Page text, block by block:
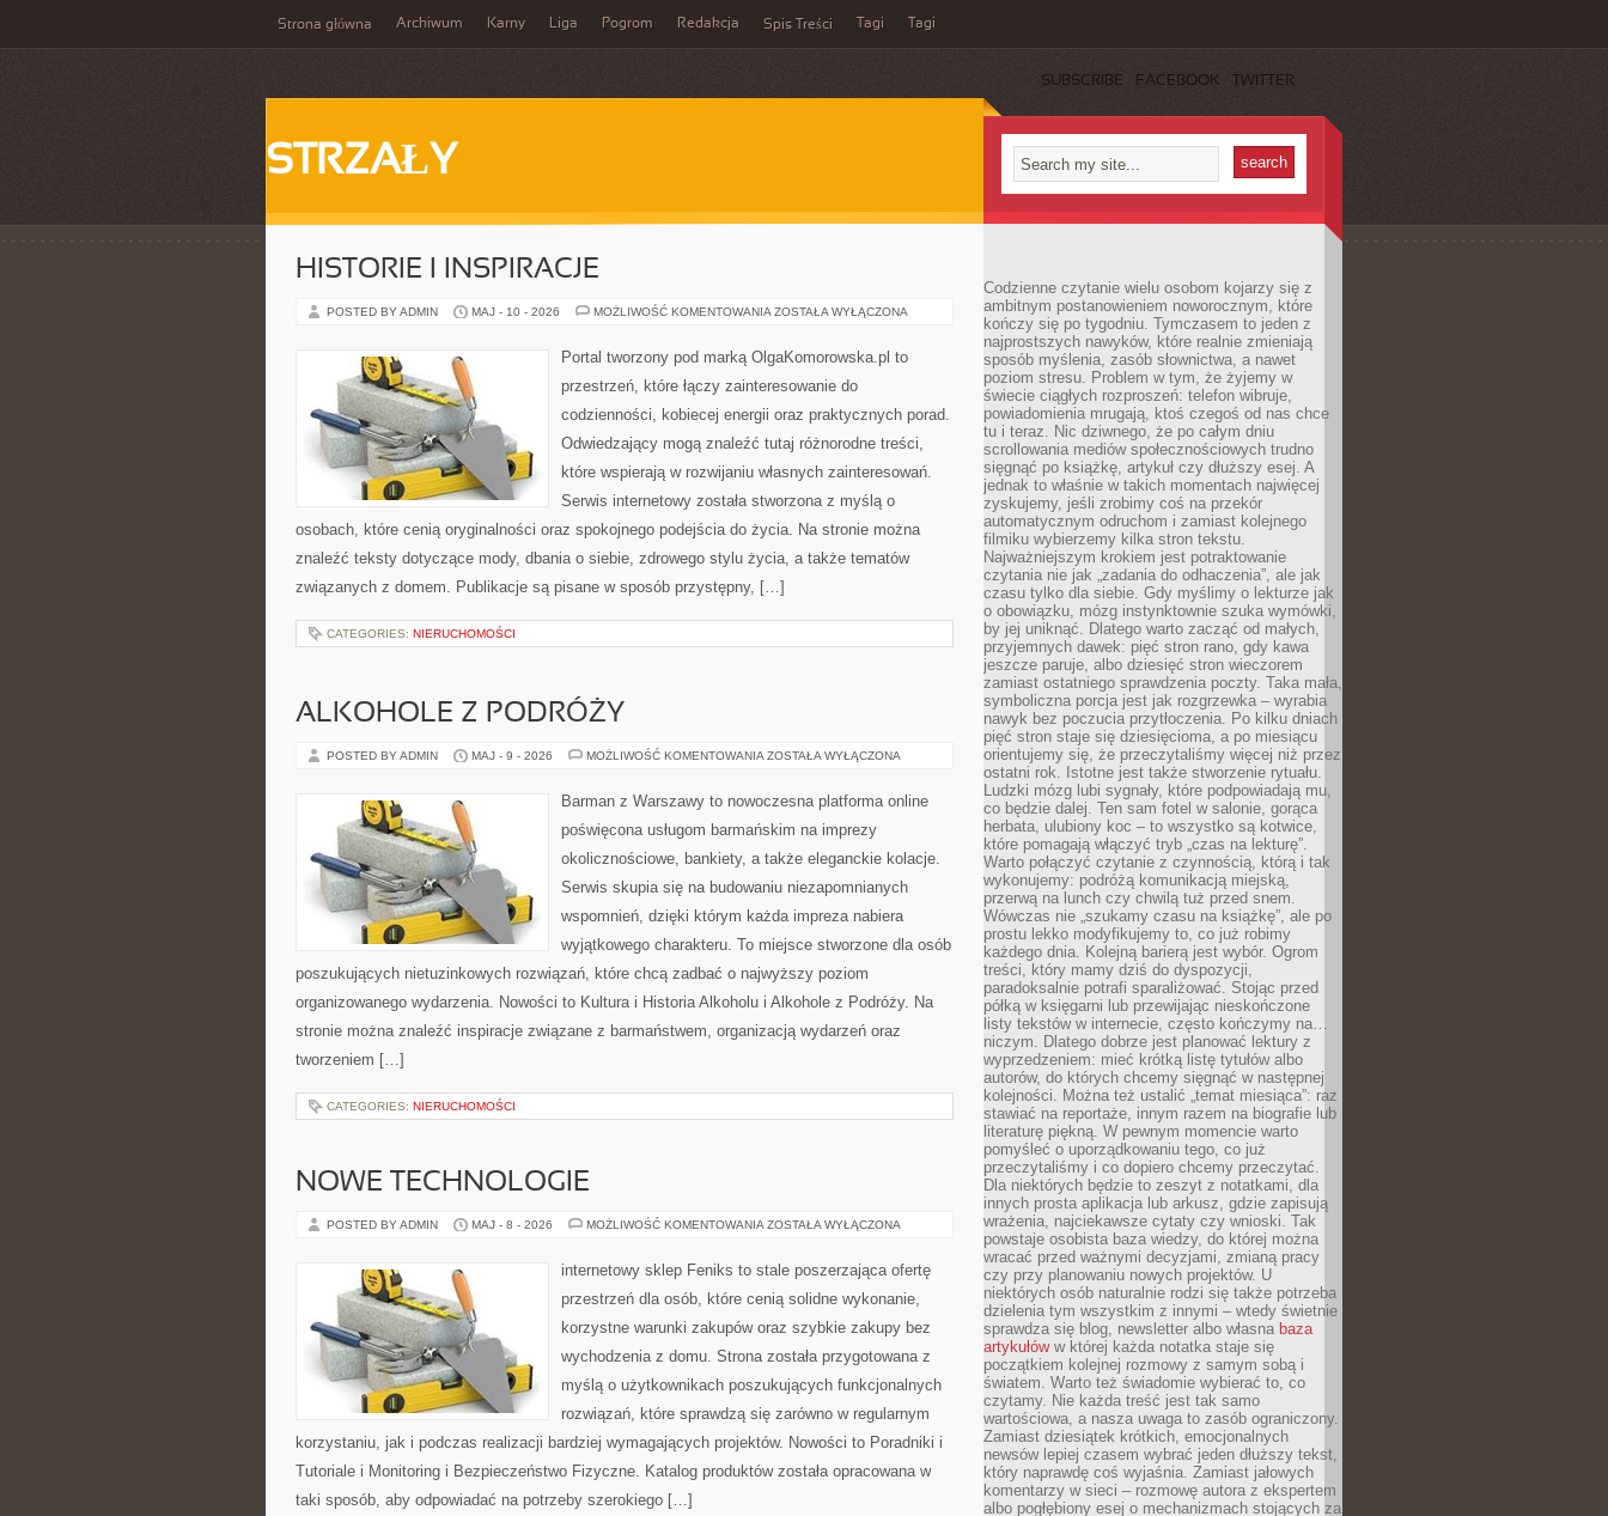
Strona główna Archiwum Karny Liga Pogrom Redakcja Spis Treści Tagi Tagi
SUBSCRIBE FACEBOOK TWITTER
STRZAŁY
HISTORIE I INSPIRACJE
POSTED BY ADMIN MAJ - 10 - 2026 MOŻLIWOŚĆ KOMENTOWANIA HISTORIE
ZOSTAŁA WYŁĄCZONA
Portal tworzony pod marką OlgaKomorowska.pl to
przestrzeń, które łączy zainteresowanie do
codzienności, kobiecej energii oraz praktycznych porad.
Odwiedzający mogą znaleźć tutaj różnorodne treści,
które wspierają w rozwijaniu własnych zainteresowań.
Serwis internetowy została stworzona z myślą o
osobach, które cenią oryginalności oraz spokojnego podejścia do życia. Na stronie można
znaleźć teksty dotyczące mody, dbania o siebie, zdrowego stylu życia, a także tematów
związanych z domem. Publikacje są pisane w sposób przystępny, […]
CATEGORIES: NIERUCHOMOŚCI
ALKOHOLE Z PODRÓŻY
POSTED BY ADMIN MAJ - 9 - 2026 MOŻLIWOŚĆ KOMENTOWANIA ALKOHOLE
ZOSTAŁA WYŁĄCZONA
Barman z Warszawy to nowoczesna platforma online
poświęcona usługom barmańskim na imprezy
okolicznościowe, bankiety, a także eleganckie kolacje.
Serwis skupia się na budowaniu niezapomnianych
wspomnień, dzięki którym każda impreza nabiera
wyjątkowego charakteru. To miejsce stworzone dla osób
poszukujących nietuzinkowych rozwiązań, które chcą zadbać o najwyższy poziom
organizowanego wydarzenia. Nowości to Kultura i Historia Alkoholu i Alkohole z Podróży. Na
stronie można znaleźć inspiracje związane z barmaństwem, organizacją wydarzeń oraz
tworzeniem […]
CATEGORIES: NIERUCHOMOŚCI
NOWE TECHNOLOGIE
POSTED BY ADMIN MAJ - 8 - 2026 MOŻLIWOŚĆ KOMENTOWANIA NOWE
ZOSTAŁA WYŁĄCZONA
internetowy sklep Feniks to stale poszerzająca ofertę
przestrzeń dla osób, które cenią solidne wykonanie,
korzystne warunki zakupów oraz szybkie zakupy bez
wychodzenia z domu. Strona została przygotowana z
myślą o użytkownikach poszukujących funkcjonalnych
rozwiązań, które sprawdzą się zarówno w regularnym
korzystaniu, jak i podczas realizacji bardziej wymagających projektów. Nowości to Poradniki i
Tutoriale i Monitoring i Bezpieczeństwo Fizyczne. Katalog produktów została opracowana w
taki sposób, aby odpowiadać na potrzeby szerokiego […]
Codzienne czytanie wielu osobom kojarzy się z
ambitnym postanowieniem noworocznym, które
kończy się po tygodniu. Tymczasem to jeden z
najprostszych nawyków, które realnie zmieniają
sposób myślenia, zasób słownictwa, a nawet
poziom stresu. Problem w tym, że żyjemy w
świecie ciągłych rozproszeń: telefon wibruje,
powiadomienia mrugają, ktoś czegoś od nas chce
tu i teraz. Nic dziwnego, że po całym dniu
scrollowania mediów społecznościowych trudno
sięgnąć po książkę, artykuł czy dłuższy esej. A
jednak to właśnie w takich momentach najwięcej
zyskujemy, jeśli zrobimy coś na przekór
automatycznym odruchom i zamiast kolejnego
filmiku wybierzemy kilka stron tekstu.
Najważniejszym krokiem jest potraktowanie
czytania nie jak „zadania do odhaczenia”, ale jak
czasu tylko dla siebie. Gdy myślimy o lekturze jak
o obowiązku, mózg instynktownie szuka wymówki,
by jej uniknąć. Dlatego warto zacząć od małych,
przyjemnych dawek: pięć stron rano, gdy kawa
jeszcze paruje, albo dziesięć stron wieczorem
zamiast ostatniego sprawdzenia poczty. Taka mała,
symboliczna porcja jest jak rozgrzewka – wyrabia
nawyk bez poczucia przytłoczenia. Po kilku dniach
pięć stron staje się dziesięcioma, a po miesiącu
orientujemy się, że przeczytaliśmy więcej niż przez
ostatni rok. Istotne jest także stworzenie rytuału.
Ludzki mózg lubi sygnały, które podpowiadają mu,
co będzie dalej. Ten sam fotel w salonie, gorąca
herbata, ulubiony koc – to wszystko są kotwice,
które pomagają włączyć tryb „czas na lekturę”.
Warto połączyć czytanie z czynnością, którą i tak
wykonujemy: podróżą komunikacją miejską,
przerwą na lunch czy chwilą tuż przed snem.
Wówczas nie „szukamy czasu na książkę”, ale po
prostu lekko modyfikujemy to, co już robimy
każdego dnia. Kolejną barierą jest wybór. Ogrom
treści, który mamy dziś do dyspozycji,
paradoksalnie potrafi sparaliżować. Stojąc przed
półką w księgarni lub przewijając nieskończone
listy tekstów w internecie, często kończymy na…
niczym. Dlatego dobrze jest planować lektury z
wyprzedzeniem: mieć krótką listę tytułów albo
autorów, do których chcemy sięgnąć w następnej
kolejności. Można też ustalić „temat miesiąca”: raz
stawiać na reportaże, innym razem na biografie lub
literaturę piękną. W pewnym momencie warto
pomyśleć o uporządkowaniu tego, co już
przeczytaliśmy i co dopiero chcemy przeczytać.
Dla niektórych będzie to zeszyt z notatkami, dla
innych prosta aplikacja lub arkusz, gdzie zapisują
wrażenia, najciekawsze cytaty czy wnioski. Tak
powstaje osobista baza wiedzy, do której można
wracać przed ważnymi decyzjami, zmianą pracy
czy przy planowaniu nowych projektów. U
niektórych osób naturalnie rodzi się także potrzeba
dzielenia tym wszystkim z innymi – wtedy świetnie
sprawdza się blog, newsletter albo własna baza
artykułóww której każda notatka staje się
początkiem kolejnej rozmowy z samym sobą i
światem. Warto też świadomie wybierać to, co
czytamy. Nie każda treść jest tak samo
wartościowa, a nasza uwaga to zasób ograniczony.
Zamiast dziesiątek krótkich, emocjonalnych
newsów lepiej czasem wybrać jeden dłuższy tekst,
który naprawdę coś wyjaśnia. Zamiast jałowych
komentarzy w sieci – rozmowę autora z ekspertem
albo pogłębiony esej o mechanizmach stojących za